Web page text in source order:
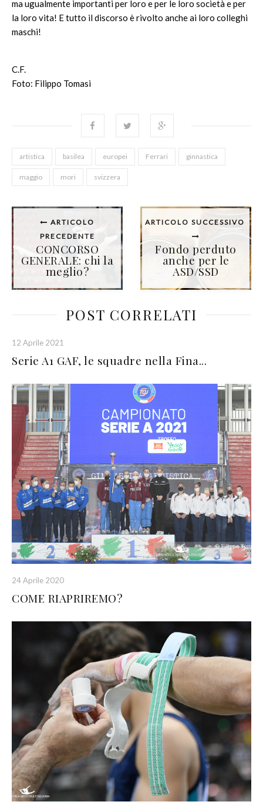
ma ugualmente importanti per loro e per le loro società e per
la loro vita! E tutto il discorso è rivolto anche ai loro colleghi
maschi!
C.F.
Foto: Filippo Tomasi
artistica basilea europei Ferrari ginnastica
maggio mori svizzera
ARTICOLO
PRECEDENTE
CONCORSO
GENERALE: chi la
meglio?
ARTICOLO SUCCESSIVO
Fondo perduto
anche per le
ASD/SSD
POST CORRELATI
12 Aprile 2021
Serie A1 GAF, le squadre nella Fina...
24 Aprile 2020
COME RIAPRIREMO?